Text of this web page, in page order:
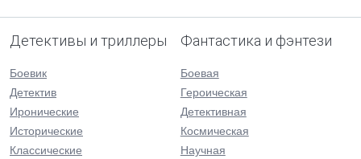
Детективы и триллеры
Боевик
Детектив
Иронические
Исторические
Классические
Фантастика и фэнтези
Боевая
Героическая
Детективная
Космическая
Научная